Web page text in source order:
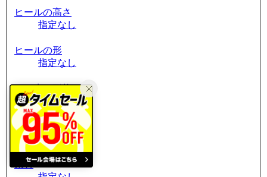
ヒールの高さ
指定なし
ヒールの形
指定なし
つま先の形状
指定なし
筒周り
指定なし
素材